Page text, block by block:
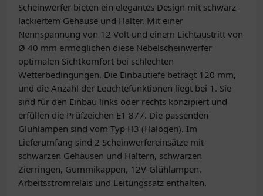
Scheinwerfer bieten ein elegantes Design mit schwarz
lackiertem Gehäuse und Halter. Mit einer
Nennspannung von 12 Volt und einem Lichtaustritt von
Ø 40 mm ermöglichen diese Nebelscheinwerfer
optimalen Sichtkomfort bei schlechten
Wetterbedingungen. Die Einbautiefe beträgt 120 mm,
und die Anzahl der Leuchtefunktionen liegt bei 1. Sie
sind für den Einbau links oder rechts konzipiert und
erfüllen die Prüfzeichen E1 877. Die passenden
Glühlampen sind vom Typ H3 (Halogen). Im
Lieferumfang sind 2 Scheinwerfereinsätze mit
schwarzen Gehäusen und Haltern, schwarzen
Zierringen, Gummikappen, 12V-Glühlampen,
Arbeitsstromrelais und Leitungssatz enthalten.